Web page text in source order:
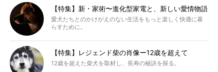
【特集】新・家術〜進化型家電と、新しい愛情物語
愛犬たちとのかけがえのない生活をもっと楽しく快適に暮
らすために。
【特集】レジェンド柴の肖像ー12歳を超えて
12歳を超えた柴犬を取材し、長寿の秘訣を探る。